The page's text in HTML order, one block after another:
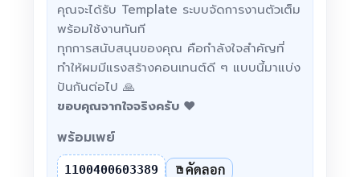
คุณจะได้รับ Template ระบบจัดการงานตัวเต็ม
พร้อมใช้งานทันที
ทุกการสนับสนุนของคุณ คือกำลังใจสำคัญที่
ทำให้ผมมีแรงสร้างคอนเทนต์ดี ๆ แบบนี้มาแบ่ง
ปันกันต่อไป 🙏
ขอบคุณจากใจจริงครับ ❤️
พร้อมเพย์
1100400603389
คัดลอก